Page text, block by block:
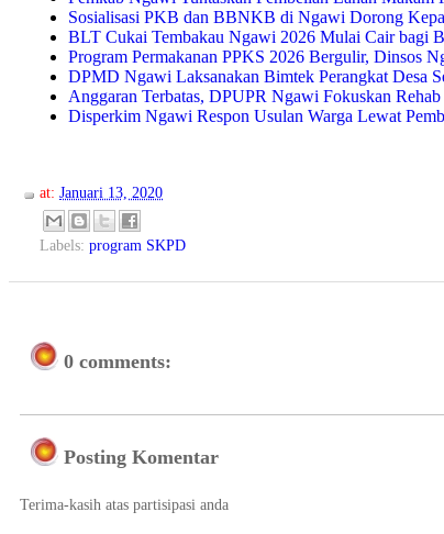
Sosialisasi PKB dan BBNKB di Ngawi Dorong
BLT Cukai Tembakau Ngawi 2026 Mulai Cair bagi
Program Permakanan PPKS 2026 Bergulir, Dinsos
DPMD Ngawi Laksanakan Bimtek Perangkat Desa
Anggaran Terbatas, DPUPR Ngawi Fokuskan
Disperkim Ngawi Respon Usulan Warga Lewat
at: Januari 13, 2020
Labels: program SKPD
0 comments:
Posting Komentar
Terima-kasih atas partisipasi anda